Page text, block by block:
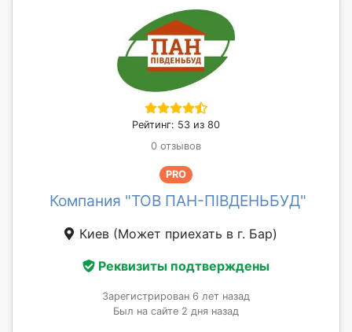
Рейтинг: 53 из 80
0 отзывов
PRO
Компания "ТОВ ПАН-ПІВДЕНЬБУД"
Киев (Может приехать в г. Бар)
Реквизиты подтверждены
Зарегистрирован 6 лет назад
Был на сайте 2 дня назад